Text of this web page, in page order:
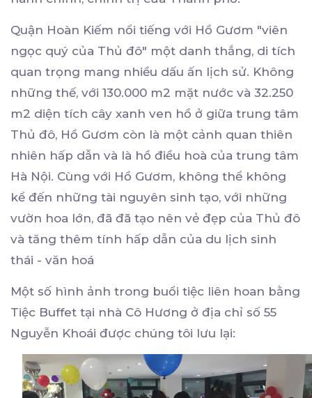
Quận Hoàn Kiếm nổi tiếng với Hồ Gươm "viên
ngọc quý của Thủ đô" một danh thắng, di tích
quan trọng mang nhiều dấu ấn lịch sử. Không
những thế, với 130.000 m2 mặt nước và 32.250
m2 diện tích cây xanh ven hồ ở giữa trung tâm
Thủ đô, Hồ Gươm còn là một cảnh quan thiên
nhiên hấp dẫn và là hồ điều hoà của trung tâm
Hà Nội. Cùng với Hồ Gươm, không thể không
kể đến những tài nguyên sinh tạo, với những
vườn hoa lớn, đã đã tạo nên vẻ đẹp của Thủ đô
và tăng thêm tính hấp dẫn của du lịch sinh
thái - văn hoá
Một số hình ảnh trong buổi tiệc liên hoan bằng
Tiệc Buffet tại nhà Cô Hương ở địa chỉ số 55
Nguyễn Khoái được chúng tôi lưu lại: